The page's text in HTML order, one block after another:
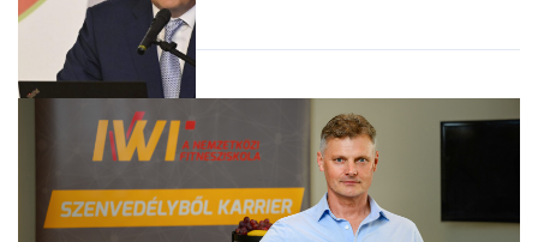
vállalkozások
Befektetés